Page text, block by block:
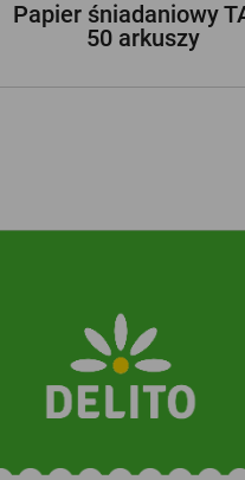
Papier śniadaniowy
50 arkuszy